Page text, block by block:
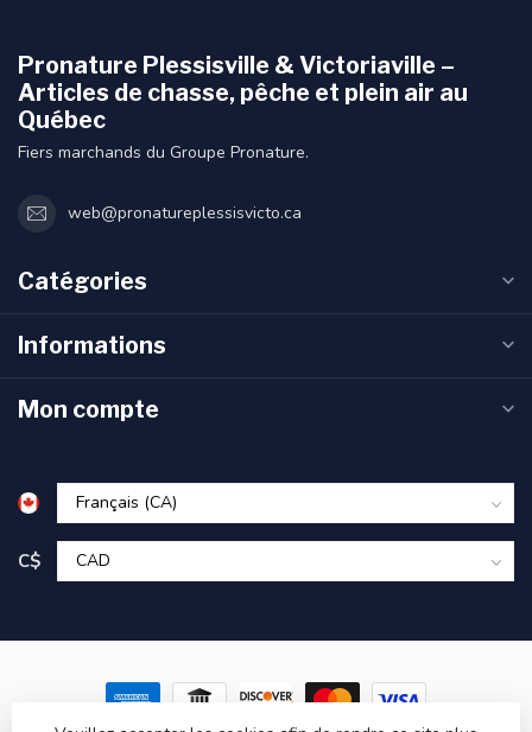
Pronature Plessisville & Victoriaville –
Articles de chasse, pêche et plein air au
Québec
Fiers marchands du Groupe Pronature.
web@pronatureplessisvicto.ca
Catégories
Informations
Mon compte
C$